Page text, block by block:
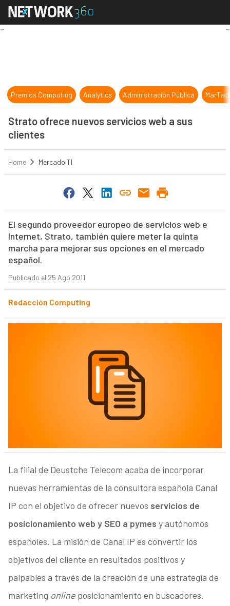
Strato ofrece nuevos servicios
Premios Computing Analytics Administración Pública
Strato ofrece nuevos servicios web a sus
clientes
Home Mercado TI
El segundo proveedor europeo de servicios web e
Internet, Strato, también quiere meter la quinta
marcha para mejorar sus opciones en el mercado
español.
Publicado el 25 Ago 2011
Redacción Computing
La filial de Deustche Telecom acaba de incorporar
nuevas herramientas de la consultora española Canal
IP con el objetivo de ofrecer nuevos servicios de
posicionamiento web y SEO a pymes y autónomos
españoles. La misión de Canal IP es convertir los
objetivos del cliente en resultados positivos y
palpables a través de la creación de una estrategia de
marketing onlineposicionamiento en buscadores.